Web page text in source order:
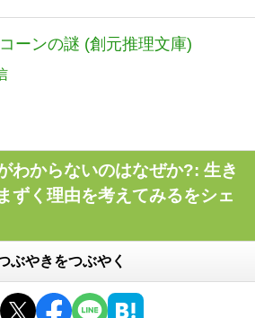
ーンの謎 (創元推理文庫)
わからないのはなぜか?: 生き
ずく理由を考えてみるをシェ
ぶやきをつぶやく